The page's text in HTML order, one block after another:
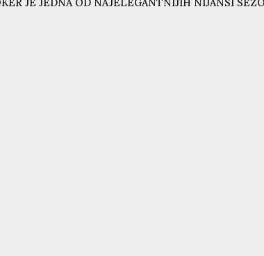
JE JEDNA OD NAJELEGANTNIJIH NIJANSI